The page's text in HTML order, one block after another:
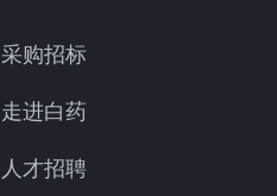
采购招标
走进白药
人才招聘